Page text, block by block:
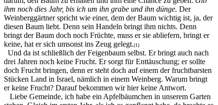
ihm noch dies Jahr, bis ich um ihn grabe und ihn dünge. Der
Weinberggärtner spricht wie einer, dem der Baum wichtig ist, ja, der
diesen Baum liebt. Denn sein Handeln bringt ihm nichts. Denn
bringt der Baum doch noch Früchte, muss er sie abliefern, bringt er
keine, hat er sich umsonst ins Zeug gelegt.(1)
Und da ist schließlich der Feigenbaum selbst. Er bringt auch nach
drei Jahren noch keine Frucht. Er sorgt für Enttäuschung; er sollte
doch Frucht bringen, denn er steht doch auf einem der fruchtbarsten
Stücken Land in Israel, nämlich in einem Weinberg. Warum bringt
er keine Frucht? Darauf bekommen wir hier keine Antwort.
Liebe Gemeinde, ich habe ein Apfelbäum­chen in unserem Garten